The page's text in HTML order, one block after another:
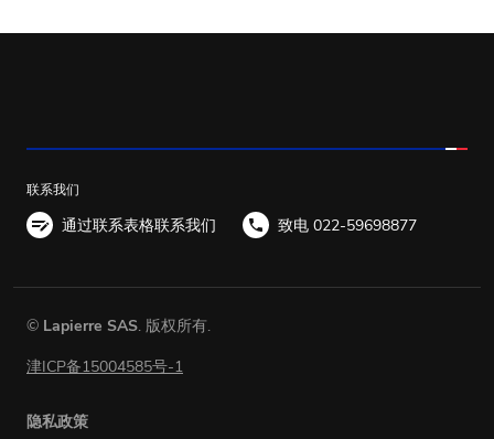
联系我们
通过联系表格联系我们 致电 022-59698877
© Lapierre SAS. 版权所有.
津ICP备15004585号-1
隐私政策